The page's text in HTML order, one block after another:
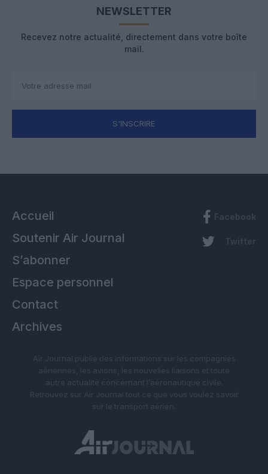
NEWSLETTER
Recevez notre actualité, directement dans votre boîte
mail.
S'INSCRIRE
Accueil
Soutenir Air Journal
S’abonner
Espace personnel
Contact
Archives